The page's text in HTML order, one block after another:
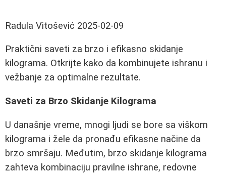
Radula Vitošević 2025-02-09
Praktični saveti za brzo i efikasno skidanje
kilograma. Otkrijte kako da kombinujete ishranu i
vežbanje za optimalne rezultate.
Saveti za Brzo Skidanje Kilograma
U današnje vreme, mnogi ljudi se bore sa viškom
kilograma i žele da pronađu efikasne načine da
brzo smršaju. Međutim, brzo skidanje kilograma
zahteva kombinaciju pravilne ishrane, redovne